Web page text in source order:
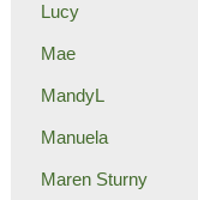
Lucy
Mae
MandyL
Manuela
Maren Sturny